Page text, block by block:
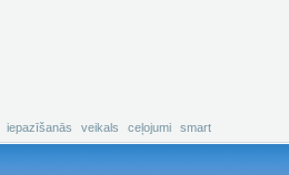
iepazīšanās veikals ceļojumi smart